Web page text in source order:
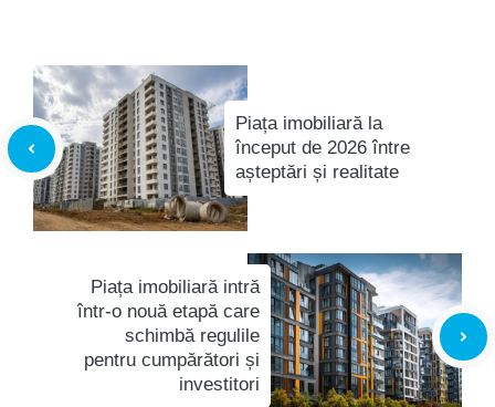
Piața imobiliară la
început de 2026 între
așteptări și realitate
Piața imobiliară intră
într-o nouă etapă care
schimbă regulile
pentru cumpărători și
investitori